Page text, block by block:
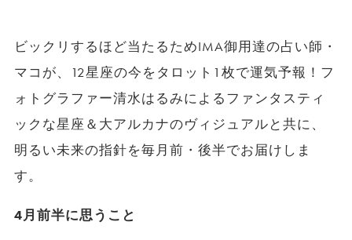
ビックリするほど当たるためIMA御用達の占い師・
マコが、12星座の今をタロット1枚で運気予報！フ
ォトグラファー清水はるみによるファンタスティ
ックな星座＆大アルカナのヴィジュアルと共に、
明るい未来の指針を毎月前・後半でお届けしま
す。
4月前半に思うこと